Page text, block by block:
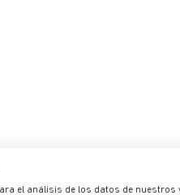
el análisis de los datos de nuestros